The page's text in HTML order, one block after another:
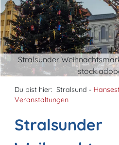
Stralsunder
Du bist hier: Stralsund -
Veranstaltungen
Stralsunder